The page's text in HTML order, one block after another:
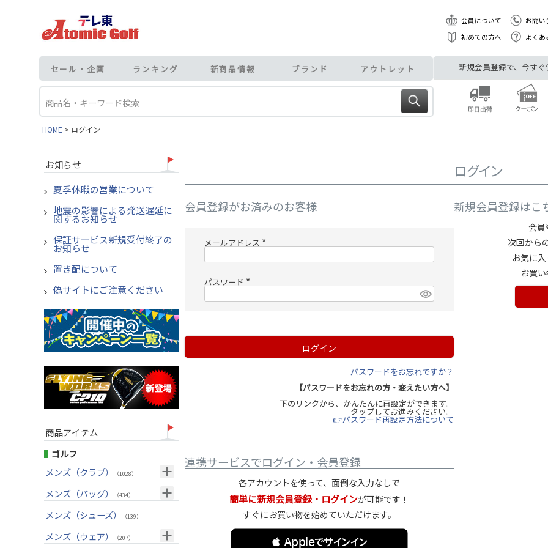
会員について
お問い
初めての方へ
よくあ
セール・企画 ランキング 新商品情報 ブランド アウトレット 新規会員登録で、今すぐ
HOME ログイン
お知らせ
夏季休暇の営業について
地震の影響による発送遅延に
関するお知らせ
保証サービス新規受付終了の
お知らせ
置き配について
偽サイトにご注意ください
商品アイテム
ゴルフ
メンズ（クラブ）
（1028）
クラブセット(右用) （24）
ドライバー(右用)
フェアウェイウッド(右用) （100）
メンズ（バッグ） （434）
キャディバッグ（212）
ボストンバッグ
メンズ（シューズ） （139）
メンズ（ウェア） （207）
ログイン
会員登録がお済みのお客様
メールアドレス
必
パスワード
必
ログイン
パスワードをお忘れですか？
【パスワードをお忘れの方・変えたい方へ】
下のリンクから、かんたんに再設定ができます。
タップしてお進みください。
👉パスワード再設定方法について
連携サービスでログイン・会員登録
各アカウントを使って、面倒な入力なしで
簡単に新規会員登録・ログインが可能です！
すぐにお買い物を始めていただけます。
 Appleでサインイン
新規会員登録はこ
会
次回から
お気に
お買